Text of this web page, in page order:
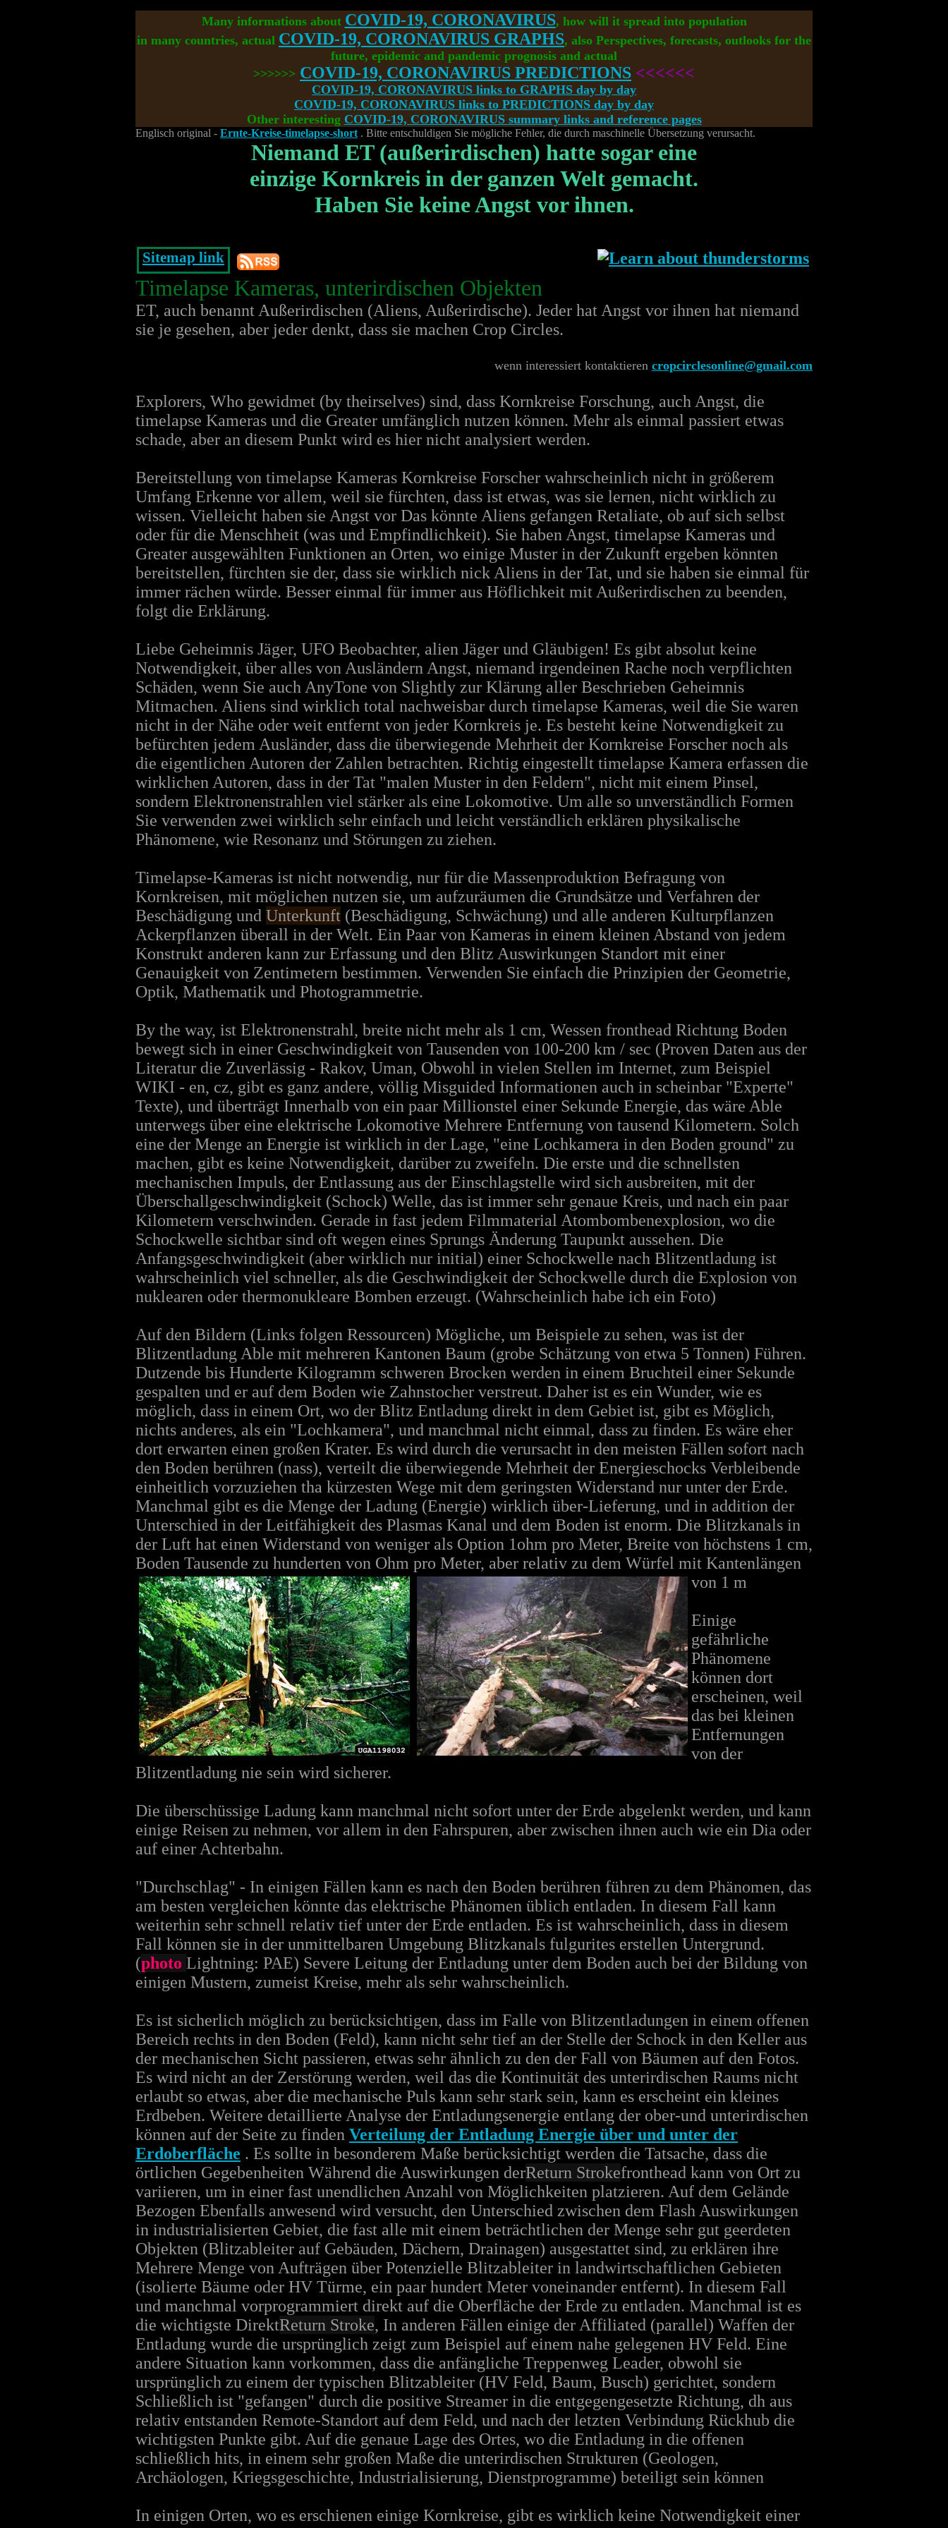
Many informations about COVID-19, CORONAVIRUS, how will it spread into population
in many countries, actual COVID-19, CORONAVIRUS GRAPHS, also Perspectives, forecasts, outlooks for the
future, epidemic and pandemic prognosis and actual
>>>>>> COVID-19, CORONAVIRUS PREDICTIONS <<<<<<
COVID-19, CORONAVIRUS links to GRAPHS day by day
COVID-19, CORONAVIRUS links to PREDICTIONS day by day
Other interesting COVID-19, CORONAVIRUS summary links and reference pages
Englisch original - Ernte-Kreise-timelapse-short . Bitte entschuldigen Sie mögliche Fehler, die durch maschinelle Übersetzung verursacht.
Niemand ET (außerirdischen) hatte sogar eine
einzige Kornkreis in der ganzen Welt gemacht.
Haben Sie keine Angst vor ihnen.
Sitemap link
Timelapse Kameras, unterirdischen Objekten
ET, auch benannt Außerirdischen (Aliens, Außerirdische). Jeder hat Angst vor ihnen hat niemand
sie je gesehen, aber jeder denkt, dass sie machen Crop Circles.
wenn interessiert kontaktieren cropcirclesonline@gmail.com
Explorers, Who gewidmet (by theirselves) sind, dass Kornkreise Forschung, auch Angst, die
timelapse Kameras und die Greater umfänglich nutzen können. Mehr als einmal passiert etwas
schade, aber an diesem Punkt wird es hier nicht analysiert werden.
Bereitstellung von timelapse Kameras Kornkreise Forscher wahrscheinlich nicht in größerem
Umfang Erkenne vor allem, weil sie fürchten, dass ist etwas, was sie lernen, nicht wirklich zu
wissen. Vielleicht haben sie Angst vor Das könnte Aliens gefangen Retaliate, ob auf sich selbst
oder für die Menschheit (was und Empfindlichkeit). Sie haben Angst, timelapse Kameras und
Greater ausgewählten Funktionen an Orten, wo einige Muster in der Zukunft ergeben könnten
bereitstellen, fürchten sie der, dass sie wirklich nick Aliens in der Tat, und sie haben sie einmal für
immer rächen würde. Besser einmal für immer aus Höflichkeit mit Außerirdischen zu beenden,
folgt die Erklärung.
Liebe Geheimnis Jäger, UFO Beobachter, alien Jäger und Gläubigen! Es gibt absolut keine
Notwendigkeit, über alles von Ausländern Angst, niemand irgendeinen Rache noch verpflichten
Schäden, wenn Sie auch AnyTone von Slightly zur Klärung aller Beschrieben Geheimnis
Mitmachen. Aliens sind wirklich total nachweisbar durch timelapse Kameras, weil die Sie waren
nicht in der Nähe oder weit entfernt von jeder Kornkreis je. Es besteht keine Notwendigkeit zu
befürchten jedem Ausländer, dass die überwiegende Mehrheit der Kornkreise Forscher noch als
die eigentlichen Autoren der Zahlen betrachten. Richtig eingestellt timelapse Kamera erfassen die
wirklichen Autoren, dass in der Tat "malen Muster in den Feldern", nicht mit einem Pinsel,
sondern Elektronenstrahlen viel stärker als eine Lokomotive. Um alle so unverständlich Formen
Sie verwenden zwei wirklich sehr einfach und leicht verständlich erklären physikalische
Phänomene, wie Resonanz und Störungen zu ziehen.
Timelapse-Kameras ist nicht notwendig, nur für die Massenproduktion Befragung von
Kornkreisen, mit möglichen nutzen sie, um aufzuräumen die Grundsätze und Verfahren der
Beschädigung und Unterkunft (Beschädigung, Schwächung) und alle anderen Kulturpflanzen
Ackerpflanzen überall in der Welt. Ein Paar von Kameras in einem kleinen Abstand von jedem
Konstrukt anderen kann zur Erfassung und den Blitz Auswirkungen Standort mit einer
Genauigkeit von Zentimetern bestimmen. Verwenden Sie einfach die Prinzipien der Geometrie,
Optik, Mathematik und Photogrammetrie.
By the way, ist Elektronenstrahl, breite nicht mehr als 1 cm, Wessen fronthead Richtung Boden
bewegt sich in einer Geschwindigkeit von Tausenden von 100-200 km / sec (Proven Daten aus der
Literatur die Zuverlässig - Rakov, Uman, Obwohl in vielen Stellen im Internet, zum Beispiel
WIKI - en, cz, gibt es ganz andere, völlig Misguided Informationen auch in scheinbar "Experte"
Texte), und überträgt Innerhalb von ein paar Millionstel einer Sekunde Energie, das wäre Able
unterwegs über eine elektrische Lokomotive Mehrere Entfernung von tausend Kilometern. Solch
eine der Menge an Energie ist wirklich in der Lage, "eine Lochkamera in den Boden ground" zu
machen, gibt es keine Notwendigkeit, darüber zu zweifeln. Die erste und die schnellsten
mechanischen Impuls, der Entlassung aus der Einschlagstelle wird sich ausbreiten, mit der
Überschallgeschwindigkeit (Schock) Welle, das ist immer sehr genaue Kreis, und nach ein paar
Kilometern verschwinden. Gerade in fast jedem Filmmaterial Atombombenexplosion, wo die
Schockwelle sichtbar sind oft wegen eines Sprungs Änderung Taupunkt aussehen. Die
Anfangsgeschwindigkeit (aber wirklich nur initial) einer Schockwelle nach Blitzentladung ist
wahrscheinlich viel schneller, als die Geschwindigkeit der Schockwelle durch die Explosion von
nuklearen oder thermonukleare Bomben erzeugt. (Wahrscheinlich habe ich ein Foto)
Auf den Bildern (Links folgen Ressourcen) Mögliche, um Beispiele zu sehen, was ist der
Blitzentladung Able mit mehreren Kantonen Baum (grobe Schätzung von etwa 5 Tonnen) Führen.
Dutzende bis Hunderte Kilogramm schweren Brocken werden in einem Bruchteil einer Sekunde
gespalten und er auf dem Boden wie Zahnstocher verstreut. Daher ist es ein Wunder, wie es
möglich, dass in einem Ort, wo der Blitz Entladung direkt in dem Gebiet ist, gibt es Möglich,
nichts anderes, als ein "Lochkamera", und manchmal nicht einmal, dass zu finden. Es wäre eher
dort erwarten einen großen Krater. Es wird durch die verursacht in den meisten Fällen sofort nach
den Boden berühren (nass), verteilt die überwiegende Mehrheit der Energieschocks Verbleibende
einheitlich vorzuziehen tha kürzesten Wege mit dem geringsten Widerstand nur unter der Erde.
Manchmal gibt es die Menge der Ladung (Energie) wirklich über-Lieferung, und in addition der
Unterschied in der Leitfähigkeit des Plasmas Kanal und dem Boden ist enorm. Die Blitzkanals in
der Luft hat einen Widerstand von weniger als Option 1ohm pro Meter, Breite von höchstens 1 cm,
Boden Tausende zu hunderten von Ohm pro Meter, aber relativ zu dem Würfel mit Kantenlängen
von 1 m
Einige
gefährliche
Phänomene
können dort
erscheinen, weil
das bei kleinen
Entfernungen
von der
Blitzentladung nie sein wird sicherer.
Die überschüssige Ladung kann manchmal nicht sofort unter der Erde abgelenkt werden, und kann
einige Reisen zu nehmen, vor allem in den Fahrspuren, aber zwischen ihnen auch wie ein Dia oder
auf einer Achterbahn.
"Durchschlag" - In einigen Fällen kann es nach den Boden berühren führen zu dem Phänomen, das
am besten vergleichen könnte das elektrische Phänomen üblich entladen. In diesem Fall kann
weiterhin sehr schnell relativ tief unter der Erde entladen. Es ist wahrscheinlich, dass in diesem
Fall können sie in der unmittelbaren Umgebung Blitzkanals fulgurites erstellen Untergrund.
(photo Lightning: PAE) Severe Leitung der Entladung unter dem Boden auch bei der Bildung von
einigen Mustern, zumeist Kreise, mehr als sehr wahrscheinlich.
Es ist sicherlich möglich zu berücksichtigen, dass im Falle von Blitzentladungen in einem offenen
Bereich rechts in den Boden (Feld), kann nicht sehr tief an der Stelle der Schock in den Keller aus
der mechanischen Sicht passieren, etwas sehr ähnlich zu den der Fall von Bäumen auf den Fotos.
Es wird nicht an der Zerstörung werden, weil das die Kontinuität des unterirdischen Raums nicht
erlaubt so etwas, aber die mechanische Puls kann sehr stark sein, kann es erscheint ein kleines
Erdbeben. Weitere detaillierte Analyse der Entladungsenergie entlang der ober-und unterirdischen
können auf der Seite zu finden Verteilung der Entladung Energie über und unter der
Erdoberfläche . Es sollte in besonderem Maße berücksichtigt werden die Tatsache, dass die
örtlichen Gegebenheiten Während die Auswirkungen derReturn Strokefronthead kann von Ort zu
variieren, um in einer fast unendlichen Anzahl von Möglichkeiten platzieren. Auf dem Gelände
Bezogen Ebenfalls anwesend wird versucht, den Unterschied zwischen dem Flash Auswirkungen
in industrialisierten Gebiet, die fast alle mit einem beträchtlichen der Menge sehr gut geerdeten
Objekten (Blitzableiter auf Gebäuden, Dächern, Drainagen) ausgestattet sind, zu erklären ihre
Mehrere Menge von Aufträgen über Potenzielle Blitzableiter in landwirtschaftlichen Gebieten
(isolierte Bäume oder HV Türme, ein paar hundert Meter voneinander entfernt). In diesem Fall
und manchmal vorprogrammiert direkt auf die Oberfläche der Erde zu entladen. Manchmal ist es
die wichtigste DirektReturn Stroke, In anderen Fällen einige der Affiliated (parallel) Waffen der
Entladung wurde die ursprünglich zeigt zum Beispiel auf einem nahe gelegenen HV Feld. Eine
andere Situation kann vorkommen, dass die anfängliche Treppenweg Leader, obwohl sie
ursprünglich zu einem der typischen Blitzableiter (HV Feld, Baum, Busch) gerichtet, sondern
Schließlich ist "gefangen" durch die positive Streamer in die entgegengesetzte Richtung, dh aus
relativ entstanden Remote-Standort auf dem Feld, und nach der letzten Verbindung Rückhub die
wichtigsten Punkte gibt. Auf die genaue Lage des Ortes, wo die Entladung in die offenen
schließlich hits, in einem sehr großen Maße die unterirdischen Strukturen (Geologen,
Archäologen, Kriegsgeschichte, Industrialisierung, Dienstprogramme) beteiligt sein können
In einigen Orten, wo es erschienen einige Kornkreise, gibt es wirklich keine Notwendigkeit einer